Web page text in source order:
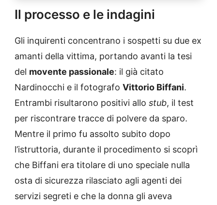
Il processo e le indagini
Gli inquirenti concentrano i sospetti su due ex
amanti della vittima, portando avanti la tesi
del movente passionale: il già citato
Nardinocchi e il fotografo Vittorio Biffani.
Entrambi risultarono positivi allo stub, il test
per riscontrare tracce di polvere da sparo.
Mentre il primo fu assolto subito dopo
l’istruttoria, durante il procedimento si scoprì
che Biffani era titolare di uno speciale nulla
osta di sicurezza rilasciato agli agenti dei
servizi segreti e che la donna gli aveva